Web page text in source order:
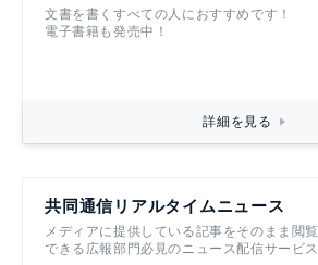
文書を書くすべての人におすすめです！
電子書籍も発売中！
詳細を見る
共同通信リアルタイムニュース
メディアに提供している記事をそのまま閲覧
できる広報部門必見のニュース配信サービス